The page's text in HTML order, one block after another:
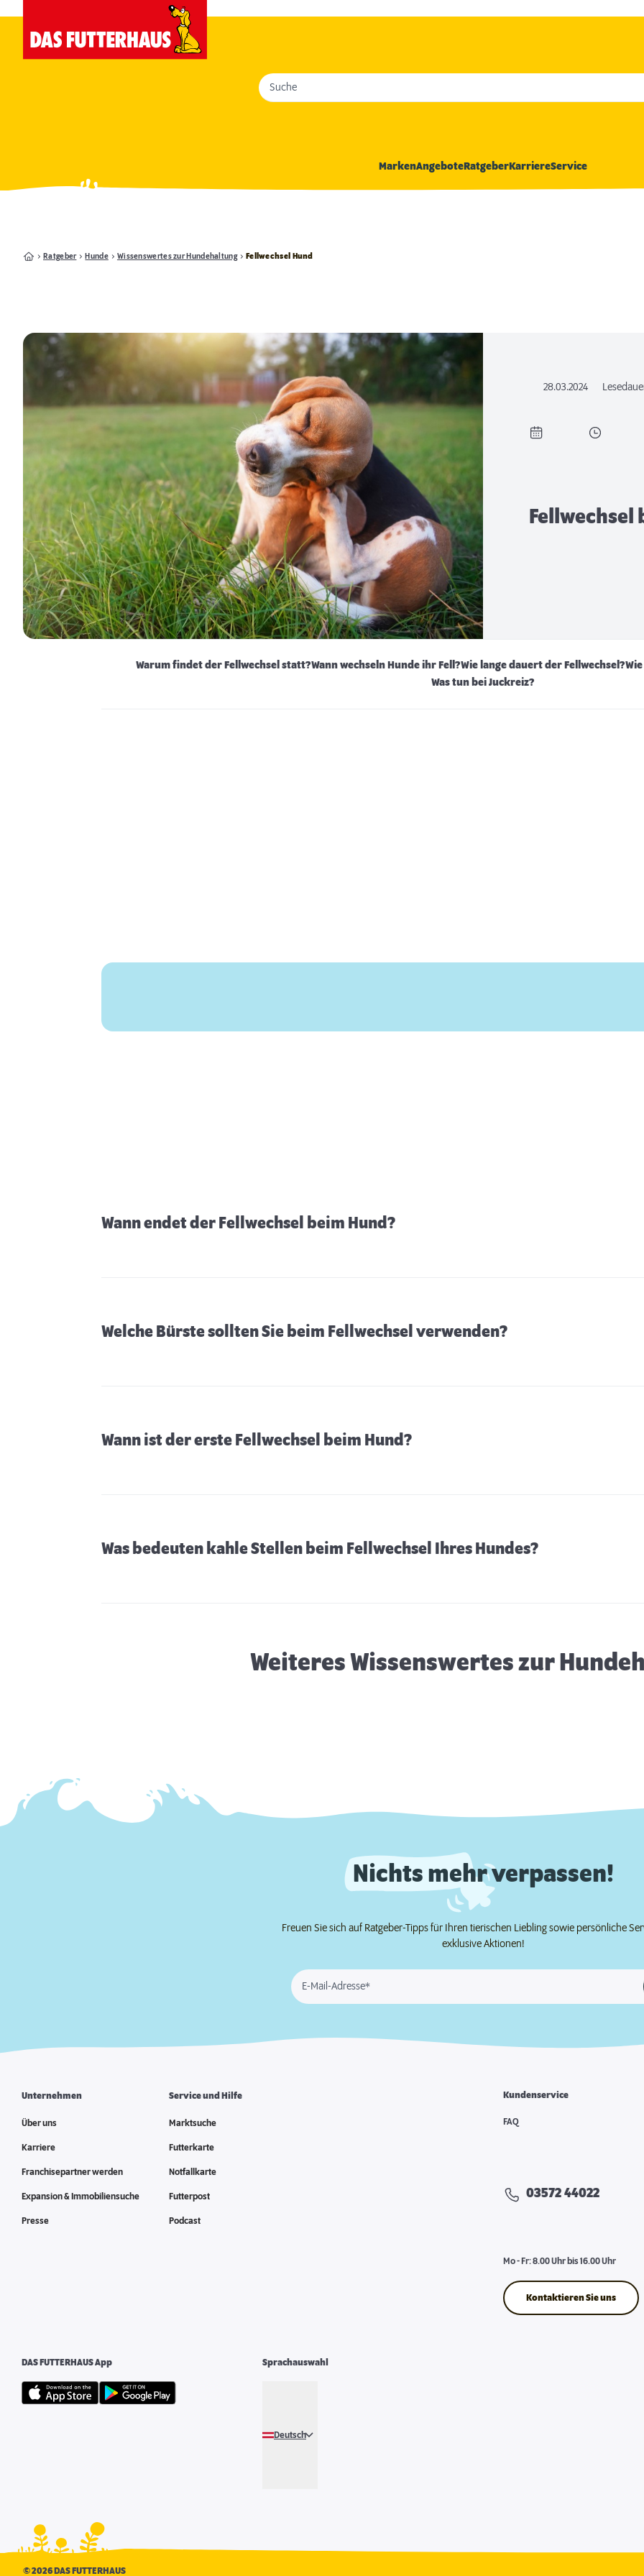
Suche
MarkenAngeboteRatgeberKarriereService
Ratgeber Hunde Wissenswertes zur Hundehaltung Fellwechsel Hund
28.03.2024
Fellwechsel
Warum findet der Fellwechsel statt?Wann wechseln Hunde ihr Fell?Wie lange dauert der Fellwechsel?
Was tun bei Juckreiz?
Wann endet der Fellwechsel beim Hund?
Welche Bürste sollten Sie beim Fellwechsel verwenden?
Wann ist der erste Fellwechsel beim Hund?
Was bedeuten kahle Stellen beim Fellwechsel Ihres Hundes?
Weiteres Wissenswertes zur
Nichts mehr verpassen!
Freuen Sie sich auf Ratgeber-Tipps für Ihren tierischen Liebling sowie persönliche
exklusive Aktionen!
E-Mail-Adresse*
Unternehmen
Über uns
Karriere
Franchisepartner werden
Expansion & Immobiliensuche
Presse
Service und Hilfe
Marktsuche
Futterkarte
Notfallkarte
Futterpost
Podcast
Kundenservice
FAQ
03572 44022
Mo - Fr: 8.00 Uhr bis 16.00 Uhr
Kontaktieren Sie uns
DAS FUTTERHAUS App Sprachauswahl
Deutsch
©2026 DAS FUTTERHAUS